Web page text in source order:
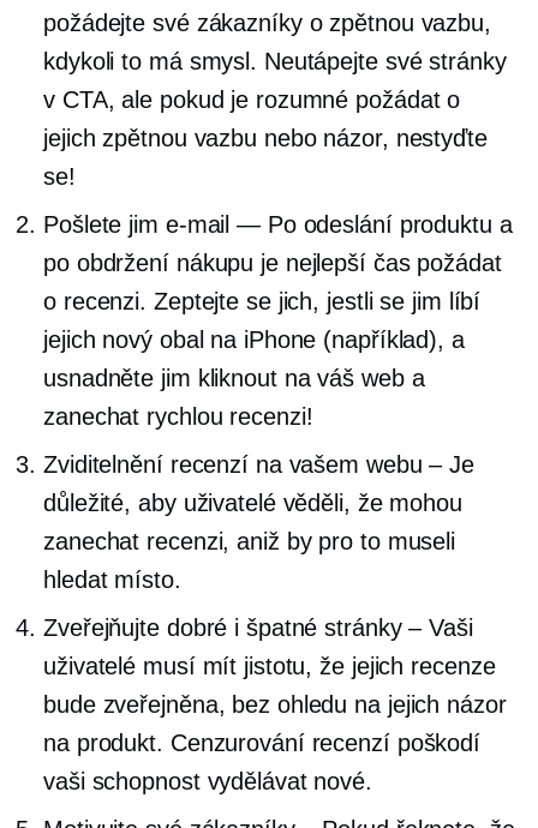
požádejte své zákazníky o zpětnou vazbu,
kdykoli to má smysl. Neutápejte své stránky
v CTA, ale pokud je rozumné požádat o
jejich zpětnou vazbu nebo názor, nestyďte
se!
Pošlete jim e-mail — Po odeslání produktu a
po obdržení nákupu je nejlepší čas požádat
o recenzi. Zeptejte se jich, jestli se jim líbí
jejich nový obal na iPhone (například), a
usnadněte jim kliknout na váš web a
zanechat rychlou recenzi!
Zviditelnění recenzí na vašem webu – Je
důležité, aby uživatelé věděli, že mohou
zanechat recenzi, aniž by pro to museli
hledat místo.
Zveřejňujte dobré i špatné stránky – Vaši
uživatelé musí mít jistotu, že jejich recenze
bude zveřejněna, bez ohledu na jejich názor
na produkt. Cenzurování recenzí poškodí
vaši schopnost vydělávat nové.